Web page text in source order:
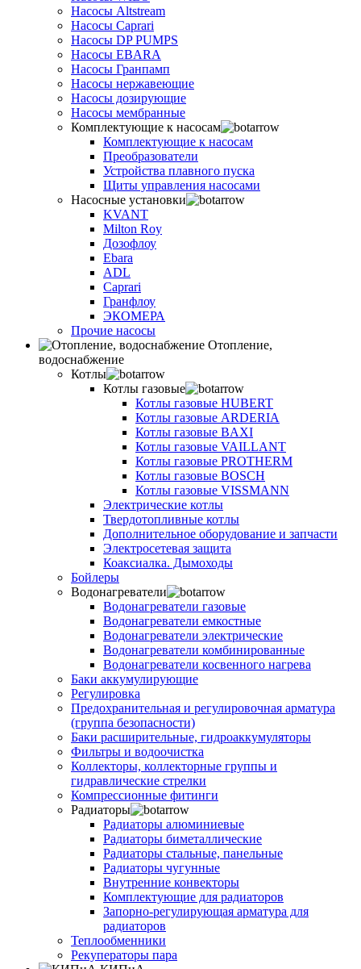
Насосы Altstream
Насосы Caprari
Насосы DP PUMPS
Насосы EBARA
Насосы Гранпамп
Насосы нержавеющие
Насосы дозирующие
Насосы мембранные
Комплектующие к насосам
Комплектующие к насосам
Преобразователи
Устройства плавного пуска
Щиты управления насосами
Насосные установки
KVANT
Milton Roy
Дозофлоу
Ebara
ADL
Caprari
Гранфлоу
ЭКОМЕРА
Прочие насосы
Отопление,
водоснабжение
Котлы
Котлы газовые
Котлы газовые HUBERT
Котлы газовые ARDERIA
Котлы газовые BAXI
Котлы газовые VAILLANT
Котлы газовые PROTHERM
Котлы газовые BOSCH
Котлы газовые VISSMANN
Электрические котлы
Твердотопливные котлы
Дополнительное оборудование и запчасти
Электросетевая защита
Коаксиалка. Дымоходы
Бойлеры
Водонагреватели
Водонагреватели газовые
Водонагреватели емкостные
Водонагреватели электрические
Водонагреватели комбинированные
Водонагреватели косвенного нагрева
Баки аккумулирующие
Регулировка
Предохранительная и регулировочная арматура
(группа безопасности)
Баки расширительные, гидроаккумуляторы
Фильтры и водоочистка
Коллекторы, коллекторные группы и
гидравлические стрелки
Компрессионные фитинги
Радиаторы
Радиаторы алюминиевые
Радиаторы биметаллические
Радиаторы стальные, панельные
Радиаторы чугунные
Внутренние конвекторы
Комплектующие для радиаторов
Запорно-регулирующая арматура для
радиаторов
Теплообменники
Рекуператоры пара